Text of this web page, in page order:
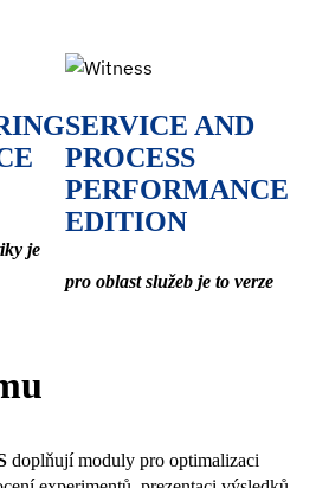
je
SERVICE AND
PROCESS
PERFORMANCE
EDITION
pro oblast služeb je to verze
doplňují moduly pro optimalizaci